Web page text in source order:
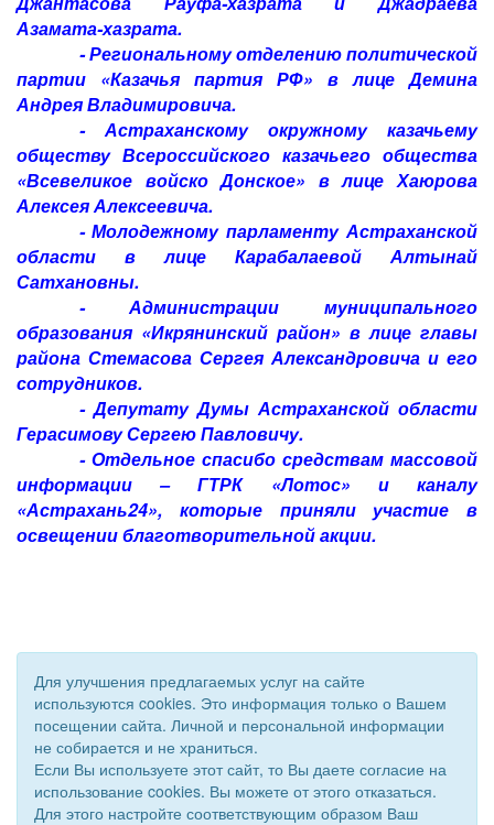
Азамата-хазрата.
- Региональному отделению политической
партии «Казачья партия РФ» в лице Демина
Андрея Владимировича.
- Астраханскому окружному казачьему
обществу Всероссийского казачьего общества
«Всевеликое войско Донское» в лице Хаюрова
Алексея Алексеевича.
- Молодежному парламенту Астраханской
области в лице Карабалаевой Алтынай
Сатхановны.
- Администрации муниципального
образования «Икрянинский район» в лице главы
района Стемасова Сергея Александровича и его
сотрудников.
- Депутату Думы Астраханской области
Герасимову Сергею Павловичу.
- Отдельное спасибо средствам массовой
информации – ГТРК «Лотос» и каналу
«Астрахань24», которые приняли участие в
освещении благотворительной акции.
© 2011 - 2026 Уполномоченный по правам человека. Все
Для улучшения предлагаемых услуг на сайте
используются cookies. Это информация только о Вашем
посещении сайта. Личной и персональной информации
не собирается и не храниться.
Если Вы используете этот сайт, то Вы даете согласие на
использование cookies. Вы можете от этого отказаться.
Для этого настройте соответствующим образом Ваш